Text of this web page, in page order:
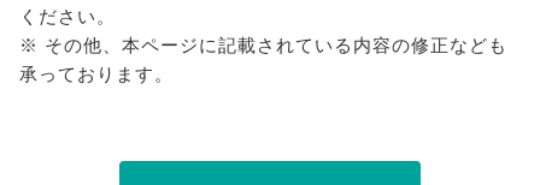
ください。
※ その他、本ページに記載されている内容の修正なども
承っております。